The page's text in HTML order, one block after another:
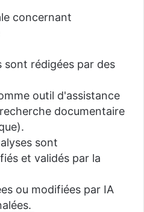
concernant
sont rédigées par des
outil d'assistance
documentaire
sont
et validés par la
ou modifiées par IA